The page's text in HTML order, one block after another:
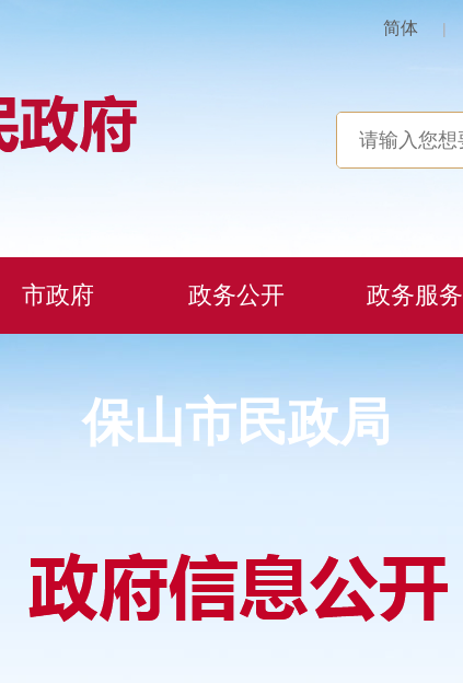
简体 |
市政府 政务公开 政务服务
保山市民政局